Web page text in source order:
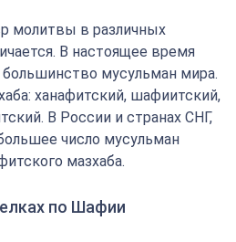
молитвы в различных
В настоящее время
мусульман мира.
ханафитский, шафиитский,
В России и странах СНГ,
число мусульман
мазхаба.
по Шафии